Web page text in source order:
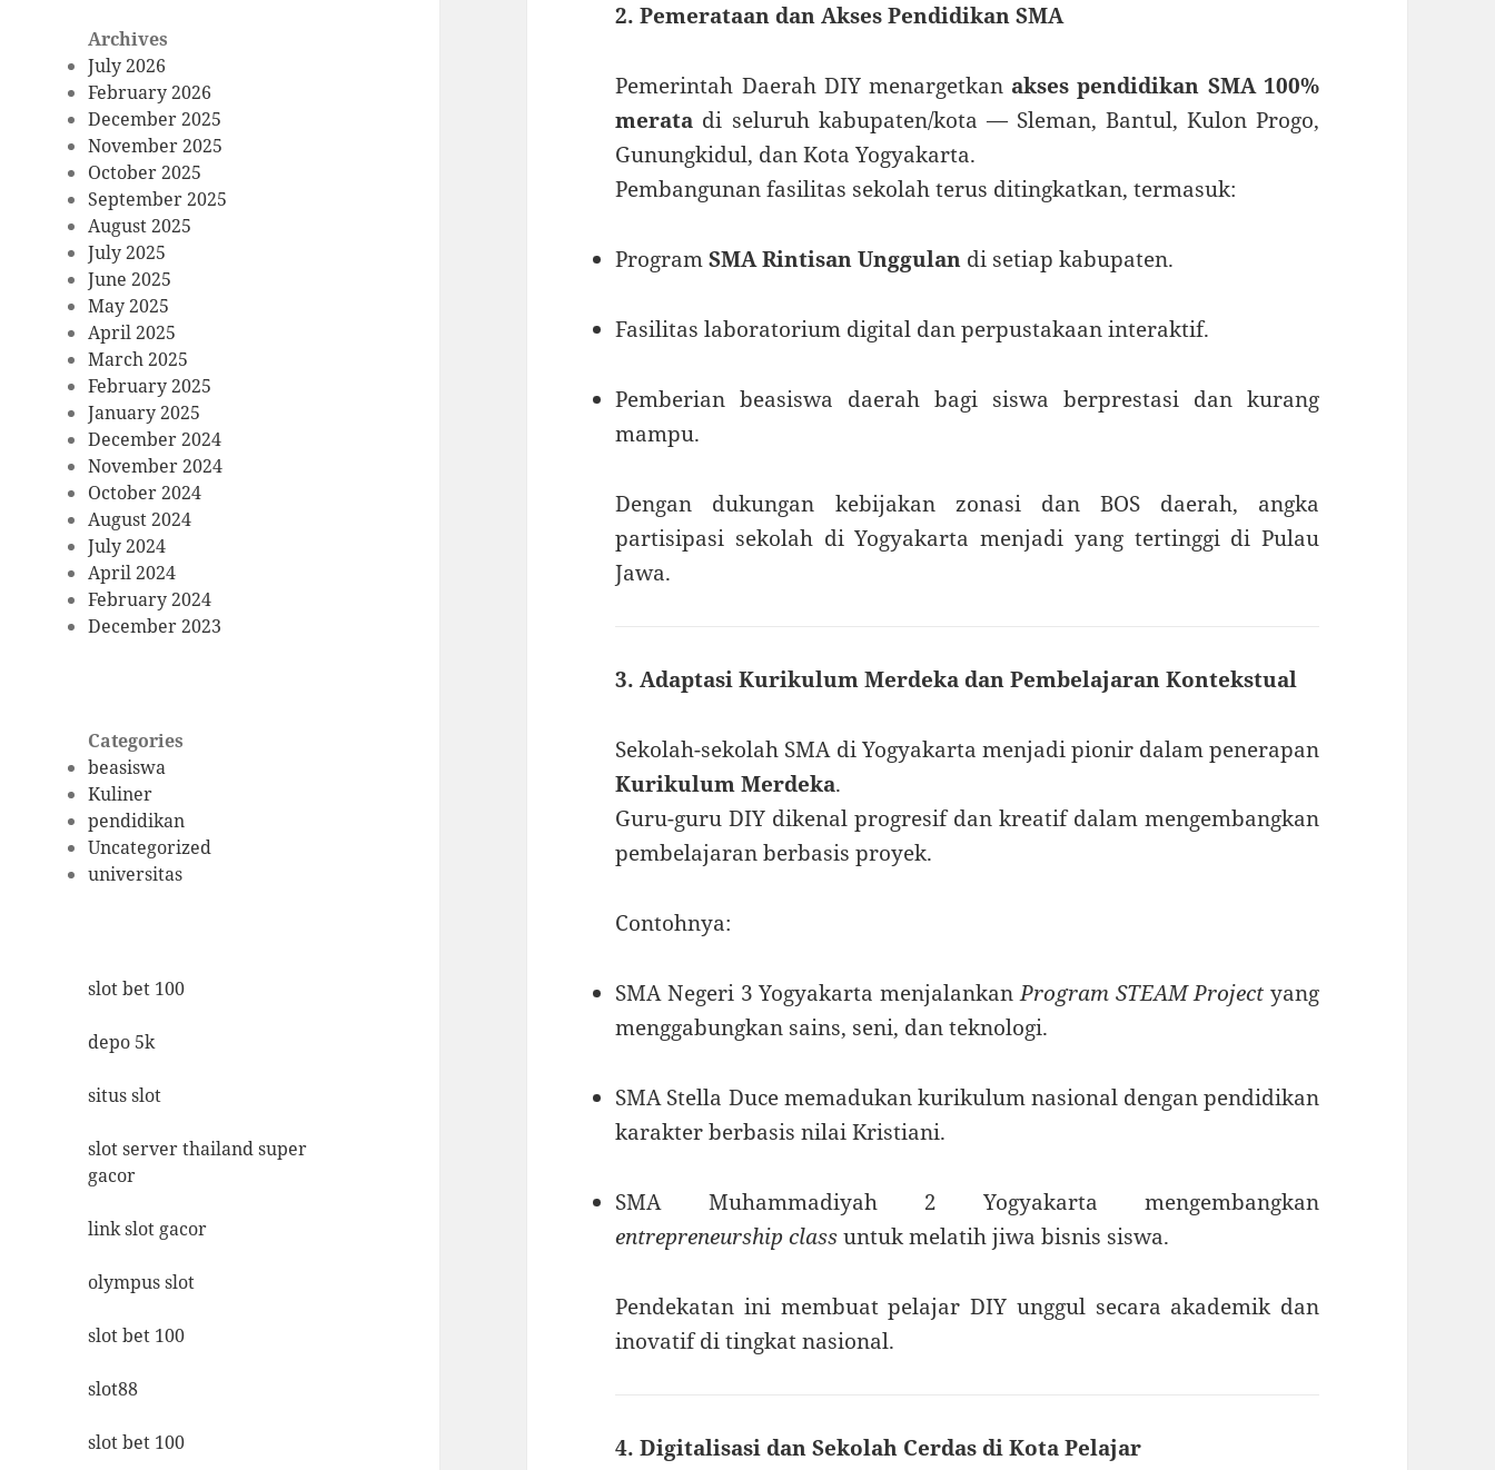
Archives
July 2026
February 2026
December 2025
November 2025
October 2025
September 2025
August 2025
July 2025
June 2025
May 2025
April 2025
March 2025
February 2025
January 2025
December 2024
November 2024
October 2024
August 2024
July 2024
April 2024
February 2024
December 2023
Categories
beasiswa
Kuliner
pendidikan
Uncategorized
universitas
slot bet 100
depo 5k
situs slot
slot server thailand super
gacor
link slot gacor
olympus slot
slot bet 100
slot88
slot bet 100
2. Pemerataan dan Akses Pendidikan SMA
Pemerintah Daerah DIY menargetkan akses pendidikan SMA 100%
merata di seluruh kabupaten/kota — Sleman, Bantul, Kulon Progo,
Gunungkidul, dan Kota Yogyakarta.
Pembangunan fasilitas sekolah terus ditingkatkan, termasuk:
ProgramSMA Rintisan Unggulan di setiap kabupaten.
Fasilitas laboratorium digital dan perpustakaan interaktif.
Pemberian beasiswa daerah bagi siswa berprestasi dan kurang
mampu.
Dengan dukungan kebijakan zonasi dan BOS daerah, angka
partisipasi sekolah di Yogyakarta menjadi yang tertinggi di Pulau
Jawa.
3. Adaptasi Kurikulum Merdeka dan Pembelajaran Kontekstual
Sekolah-sekolah SMA di Yogyakarta menjadi pionir dalam penerapan
Kurikulum Merdeka.
Guru-guru DIY dikenal progresif dan kreatif dalam mengembangkan
pembelajaran berbasis proyek.
Contohnya:
SMA Negeri 3 Yogyakarta menjalankanProgram STEAM Project yang
menggabungkan sains, seni, dan teknologi.
SMA Stella Duce memadukan kurikulum nasional dengan pendidikan
karakter berbasis nilai Kristiani.
SMA Muhammadiyah 2 Yogyakarta mengembangkan
entrepreneurship classuntuk melatih jiwa bisnis siswa.
Pendekatan ini membuat pelajar DIY unggul secara akademik dan
inovatif di tingkat nasional.
4. Digitalisasi dan Sekolah Cerdas di Kota Pelajar